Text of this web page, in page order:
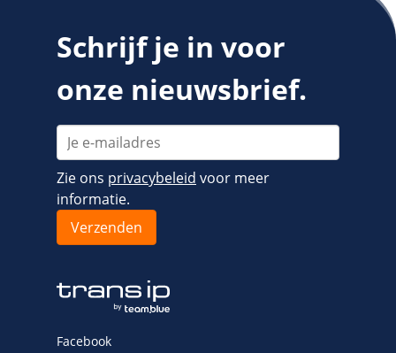
Schrijf je in voor
onze nieuwsbrief.
Zie ons privacybeleid voor meer
informatie.
Facebook